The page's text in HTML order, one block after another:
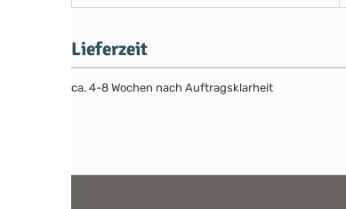
Lieferzeit
ca. 4-8 Wochen nach Auftragsklarheit